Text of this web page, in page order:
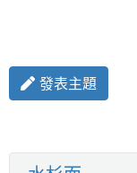
發表主題